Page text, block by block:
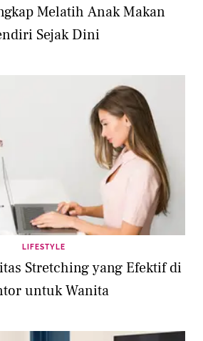
Melatih Anak Makan
Sejak Dini
LIFESTYLE
Stretching yang Efektif di
untuk Wanita